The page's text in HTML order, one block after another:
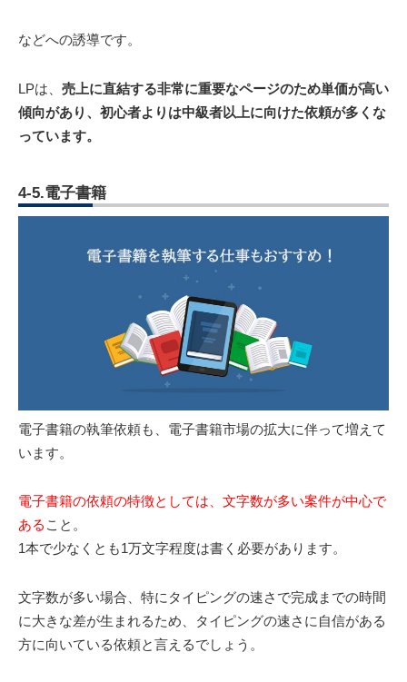
などへの誘導です。
LPは、 売上に直結する非常に重要なページのため単価が高い
傾向があり、初心者よりは中級者以上に向けた依頼が多くな
っています。
4-5.電子書籍
電子書籍の執筆依頼も、電子書籍市場の拡大に伴って増えて
います。
電子書籍の依頼の特徴としては、文字数が多い案件が中心で
ある こと。
1本で少なくとも1万文字程度は書く必要があります。
文字数が多い場合、特にタイピングの速さで完成までの時間
に大きな差が生まれるため、タイピングの速さに自信がある
方に向いている依頼と言えるでしょう。